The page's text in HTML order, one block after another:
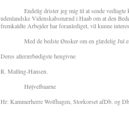
Endelig drister jeg mig til at sende vedlagte
udenlandske Videnskabsmænd i Haab om at den
fremkaldte Arbejder har foranlediget, vil kunne
Med de bedste Ønsker om en glædelig Jul
Deres allerærbødigste hengivne
R. Malling-Hansen.
Højvelbaarne
Hr: Kammerherre Wolfhagen, Storkorset afDb. og